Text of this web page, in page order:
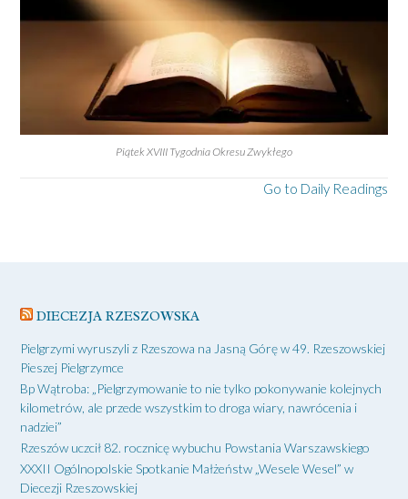
Piątek XVIII Tygodnia Okresu Zwykłego
Go to Daily Readings
DIECEZJA RZESZOWSKA
Pielgrzymi wyruszyli z Rzeszowa na Jasną Górę w 49. Rzeszowskiej
Pieszej Pielgrzymce
Bp Wątroba: „Pielgrzymowanie to nie tylko pokonywanie kolejnych
kilometrów, ale przede wszystkim to droga wiary, nawrócenia i
nadziei”
Rzeszów uczcił 82. rocznicę wybuchu Powstania Warszawskiego
XXXII Ogólnopolskie Spotkanie Małżeństw „Wesele Wesel” w
Diecezji Rzeszowskiej